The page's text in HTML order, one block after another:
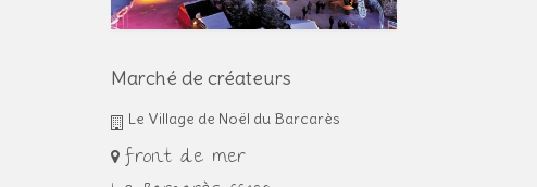
Marché de créateurs
Le Village de Noël du Barcarès
front de mer